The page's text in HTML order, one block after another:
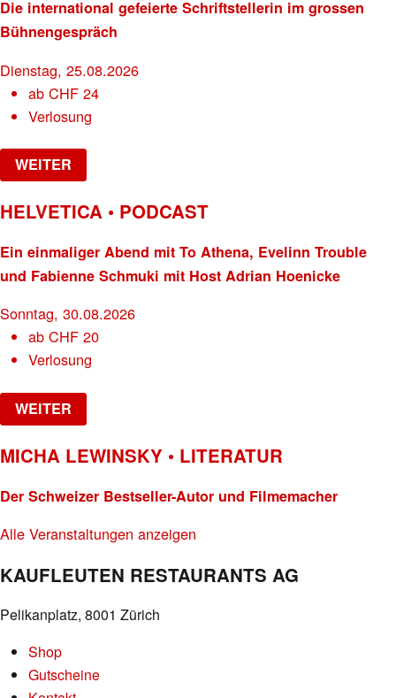
Die international gefeierte Schriftstellerin im grossen
Bühnengespräch
Dienstag, 25.08.2026
abCHF 24
Verlosung
WEITER
HELVETICA • PODCAST
Ein einmaliger Abend mit To Athena, Evelinn Trouble
und Fabienne Schmuki mit Host Adrian Hoenicke
Sonntag, 30.08.2026
abCHF 20
Verlosung
WEITER
MICHA LEWINSKY • LITERATUR
Der Schweizer Bestseller-Autor und Filmemacher
Alle Veranstaltungen anzeigen
KAUFLEUTEN RESTAURANTS AG
Pelikanplatz, 8001 Zürich
Shop
Gutscheine